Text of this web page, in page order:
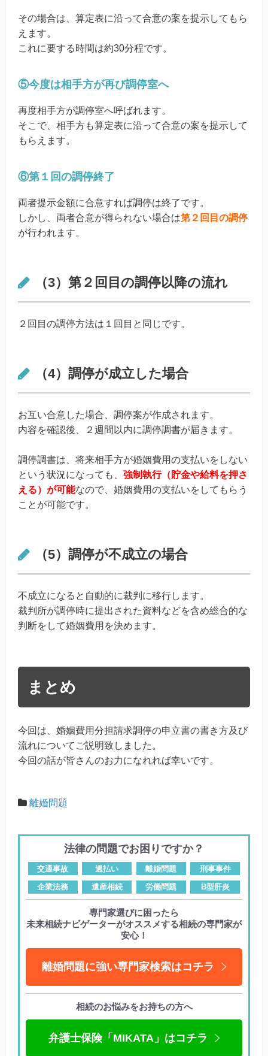
その場合は、算定表に沿って合意の案を提示してもら
えます。
これに要する時間は約30分程です。
⑤今度は相手方が再び調停室へ
再度相手方が調停室へ呼ばれます。
そこで、相手方も算定表に沿って合意の案を提示して
もらえます。
⑥第１回の調停終了
両者提示金額に合意すれば調停は終了です。
しかし、両者合意が得られない場合は第２回目の調停
が行われます。
（3）第２回目の調停以降の流れ
２回目の調停方法は１回目と同じです。
（4）調停が成立した場合
お互い合意した場合、調停案が作成されます。
内容を確認後、２週間以内に調停調書が届きます。
調停調書は、将来相手方が婚姻費用の支払いをしない
という状況になっても、 強制執行（貯金や給料を押さ
える）が可能なので、婚姻費用の支払いをしてもらう
ことが可能です。
（5）調停が不成立の場合
不成立になると自動的に裁判に移行します。
裁判所が調停時に提出された資料などを含め総合的な
判断をして婚姻費用を決めます。
まとめ
今回は、婚姻費用分担請求調停の申立書の書き方及び
流れについてご説明致しました。
今回の話が皆さんのお力になれれば幸いです。
離婚問題
法律の問題でお困りですか？
交通事故 過払い 離婚問題 刑事事件
企業法務 遺産相続 労働問題 B型肝炎
専門家選びに困ったら
未来相続ナビゲーターがオススメする相続の専門家が
安心！
離婚問題に強い専門家検索はコチラ
相続のお悩みをお持ちの方へ
弁護士保険「MIKATA」はコチラ